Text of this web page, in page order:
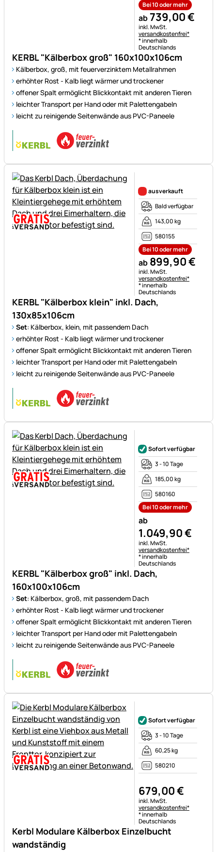
KERBL "Kälberbox groß" 160x100x106cm
Kälberbox, groß, mit feuerverzinktem Metallrahmen
erhöhter Rost - Kalb liegt wärmer und trockener
offener Spalt ermöglicht Blickkontakt mit anderen Tieren
leichter Transport per Hand oder mit Palettengabeln
leicht zu reinigende Seitenwände aus PVC-Paneele
Bei 10 oder mehr
ab739,00€
Steuerhinweis:
inkl. MwSt.
versandkostenfrei*
* innerhalb
Deutschlands
KERBL "Kälberbox klein" inkl. Dach,
130x85x106cm
Set: Kälberbox, klein, mit passendem Dach
erhöhter Rost - Kalb liegt wärmer und trockener
offener Spalt ermöglicht Blickkontakt mit anderen Tieren
leichter Transport per Hand oder mit Palettengabeln
leicht zu reinigende Seitenwände aus PVC-Paneele
ausverkauft
Bald verfügbar
143,00 kg
580155
Bei 10 oder mehr
ab 899,90€
Steuerhinweis:
inkl. MwSt.
versandkostenfrei*
* innerhalb
Deutschlands
KERBL "Kälberbox groß" inkl. Dach,
160x100x106cm
Set: Kälberbox, groß, mit passendem Dach
erhöhter Rost - Kalb liegt wärmer und trockener
offener Spalt ermöglicht Blickkontakt mit anderen Tieren
leichter Transport per Hand oder mit Palettengabeln
leicht zu reinigende Seitenwände aus PVC-Paneele
Sofort verfügbar
3 - 10 Tage
185,00 kg
580160
Bei 10 oder mehr
ab
1.049,90€
Steuerhinweis:
inkl. MwSt.
versandkostenfrei*
* innerhalb
Deutschlands
Kerbl Modulare Kälberbox Einzelbucht
wandständig
Sofort verfügbar
3 - 10 Tage
60,25 kg
580210
679,00€
Steuerhinweis:
inkl. MwSt.
versandkostenfrei*
* innerhalb
Deutschlands